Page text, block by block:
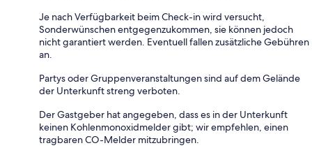
Je nach Verfügbarkeit beim Check-in wird versucht,
Sonderwünschen entgegenzukommen, sie können jedoch
nicht garantiert werden. Eventuell fallen zusätzliche Gebühren
an.
Partys oder Gruppenveranstaltungen sind auf dem Gelände
der Unterkunft streng verboten.
Der Gastgeber hat angegeben, dass es in der Unterkunft
keinen Kohlenmonoxidmelder gibt; wir empfehlen, einen
tragbaren CO-Melder mitzubringen.